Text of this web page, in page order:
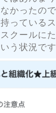
かったの
っている
クールに
う状況です